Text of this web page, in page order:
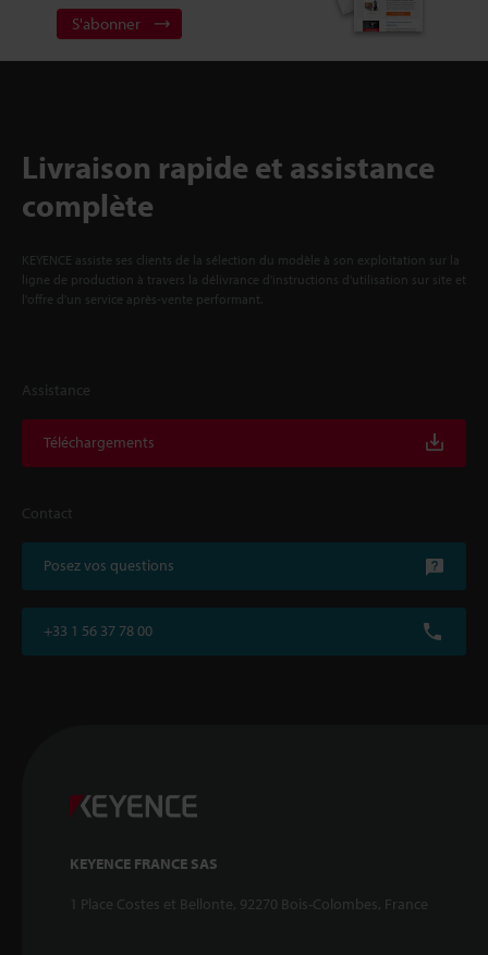
S'abonner
Livraison rapide et assistance
complète
KEYENCE assiste ses clients de la sélection du modèle à son exploitation sur la
ligne de production à travers la délivrance d'instructions d'utilisation sur site et
l'offre d'un service après-vente performant.
Assistance
Téléchargements
Contact
Posez vos questions
+33 1 56 37 78 00
KEYENCE FRANCE SAS
1 Place Costes et Bellonte, 92270 Bois-Colombes, France